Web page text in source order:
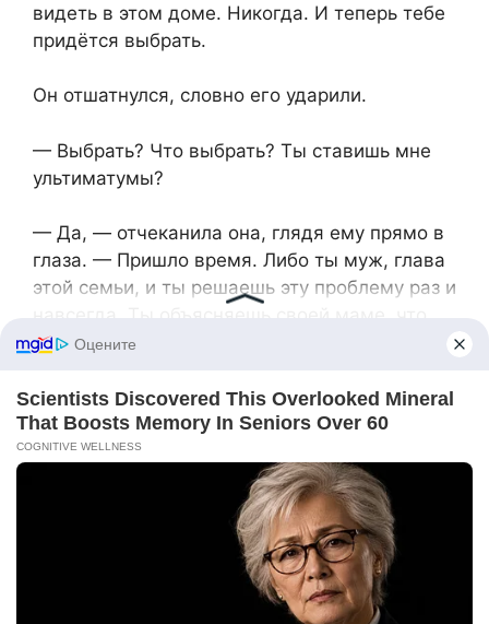
видеть в этом доме. Никогда. И теперь тебе
придётся выбрать.
Он отшатнулся, словно его ударили.
— Выбрать? Что выбрать? Ты ставишь мне
ультиматумы?
— Да, — отчеканила она, глядя ему прямо в
глаза. — Пришло время. Либо ты муж, глава
этой семьи, и ты решаешь эту проблему раз и
это наш дом и её визиты сюда закончены.
собираешь свои вещи и едешь к ней.
Утешать её, мерить ей давление и жить под
её крылом. Потому что я так больше жить не
Его лицо исказилось. Это был не гнев, а
паника. Паника маленького мальчика,
которого заставляют принимать взрослое
решение. Вся его жизнь была построена на